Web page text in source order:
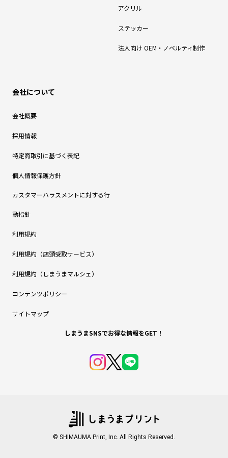
アクリル
ステッカー
法人向け OEM・ノベルティ制作
会社について
会社概要
採用情報
特定商取引に基づく表記
個人情報保護方針
カスタマーハラスメントに対する行
動指針
利用規約
利用規約（店頭受取サービス）
利用規約（しまうまマルシェ）
コンテンツポリシー
サイトマップ
しまうまSNSでお得な情報をGET！
© SHIMAUMA Print, Inc. All Rights Reserved.